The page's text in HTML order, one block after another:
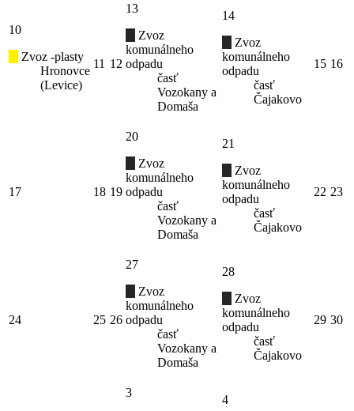
10
Zvoz -plasty
Hronovce
(Levice)
11 12
13
Zvoz
komunálneho
odpadu
časť
Vozokany a
Domaša
14
Zvoz
komunálneho
odpadu
časť
Čajakovo
15 16
17 18 19
20
Zvoz
komunálneho
odpadu
časť
Vozokany a
Domaša
21
Zvoz
komunálneho
odpadu
časť
Čajakovo
22 23
24 25 26
27
Zvoz
komunálneho
odpadu
časť
Vozokany a
Domaša
28
Zvoz
komunálneho
odpadu
časť
Čajakovo
29 30
3
4